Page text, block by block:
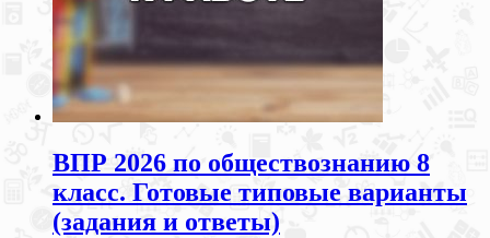
ВПР 2026 по обществознанию 8
класс. Готовые типовые варианты
(задания и ответы)